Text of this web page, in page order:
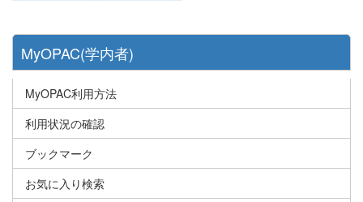
MyOPAC(学内者)
MyOPAC利用方法
利用状況の確認
ブックマーク
お気に入り検索